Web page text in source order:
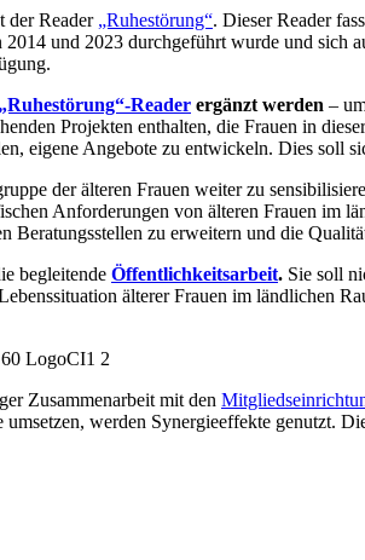
der Reader „Ruhestörung“. Dieser Reader
und 2023 durchgeführt wurde und sich
„Ruhestörung“-Reader ergänzt werden –
Projekten enthalten, die Frauen in
eigene Angebote zu entwickeln. Dies
der älteren Frauen weiter zu
Anforderungen von älteren Frauen im
Beratungsstellen zu erweitern und die
begleitende Öffentlichkeitsarbeit. Sie soll
älterer Frauen im
Zusammenarbeit mit den
werden Synergieeffekte genutzt.